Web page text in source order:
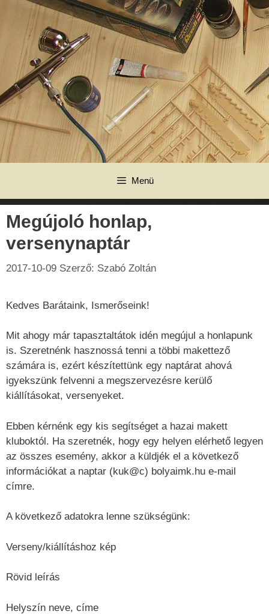
Kilépés
tartalomba
Menü
Megújoló honlap,
versenynaptár
2017-10-09 Szerző: Szabó Zoltán
Kedves Barátaink, Ismerőseink!
Mit ahogy már tapasztaltátok idén megújul a honlapunk
is. Szeretnénk hasznossá tenni a többi makettező
számára is, ezért készítettünk egy naptárat ahová
igyekszünk felvenni a megszervezésre kerülő
kiállításokat, versenyeket.
Ebben kérnénk egy kis segítséget a hazai makett
kluboktól. Ha szeretnék, hogy egy helyen elérhető legyen
az összes esemény, akkor a küldjék el a következő
információkat a naptar (kuk@c) bolyaimk.hu e-mail
címre.
A következő adatokra lenne szükségünk:
Verseny/kiállításhoz kép
Rövid leírás
Helyszín neve, címe